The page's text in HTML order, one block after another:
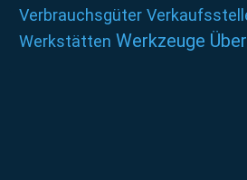
Verbrauchsgüter
Werkstätten Werkzeuge